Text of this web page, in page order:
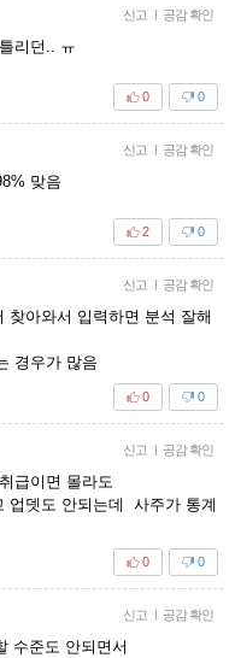
신고 | 공감 확인
리던.. ㅠ
0
0
신고 | 공감 확인
맞음
0
2
신고 | 공감 확인
찾아와서 입력하면 분석 잘해
경우가 많음
0
0
신고 | 공감 확인
급이면 몰라도
업뎃도 안되는데 사주가 통계
0
0
신고 | 공감 확인
수준도 안되면서